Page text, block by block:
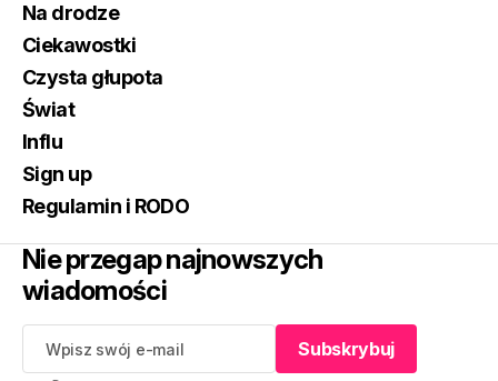
Na drodze
Ciekawostki
Czysta głupota
Świat
Influ
Sign up
Regulamin i RODO
Nie przegap najnowszych
wiadomości
Subskrybuj